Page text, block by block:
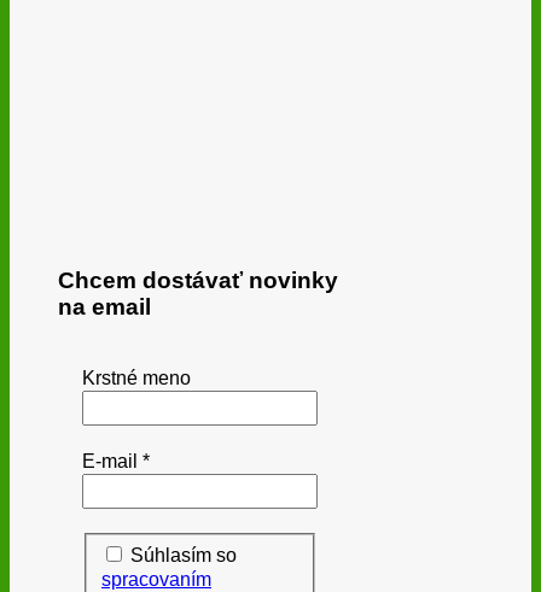
Chcem dostávať novinky
na email
Krstné meno
E-mail *
Súhlasím so
spracovaním